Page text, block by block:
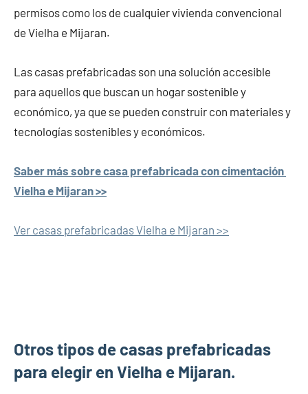
permisos como los de cualquier vivienda convencional
de Vielha e Mijaran.
Las casas prefabricadas son una solución accesible
para aquellos que buscan un hogar sostenible y
económico, ya que se pueden construir con materiales y
tecnologías sostenibles y económicos.
Saber más sobre casa prefabricada con cimentación
Vielha e Mijaran >>
Ver casas prefabricadas Vielha e Mijaran >>
Otros tipos de casas prefabricadas
para elegir en Vielha e Mijaran.